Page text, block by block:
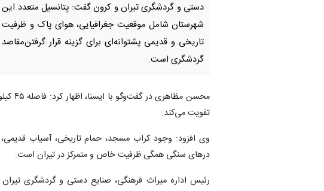
دستی و گردشگری تیران و کرون ‌گفت: پتانسیل متعدد این
شهرستان شامل موقعیت جغرافیایی، هوای پاک و ظرفیت
تاریخی و قدیمی پشتوانه‌ای برای گزینه قرار گرفتن‌مقاصد
گردشگری است.
محسن
تقویت می‌کند.
درهای سنگی همگی ظرفیت خاص و متمرکز در تیران است.
رئیس اداره میراث فرهنگی، صنایع دستی و گردشگری